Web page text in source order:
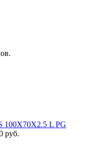
100X70X2.5 L PG
руб.